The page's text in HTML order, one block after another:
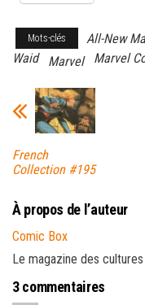
Mots-clés All-New
Waid
Marvel Marvel
French
Collection #195
À propos de l’auteur
Comic Box
Le magazine des
3 commentaires